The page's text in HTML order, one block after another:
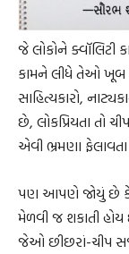
જે લોકોને
કામને લીધે તેઓ ખૂબ
સાહિત્યકારો,
છે, લોકપ્રિયતા તો
એવી ભ્રમણા
પણ આપણે જોયું છે કે
મેળવી જ શકાતી
જેઓ છીછરાં-ચીપ